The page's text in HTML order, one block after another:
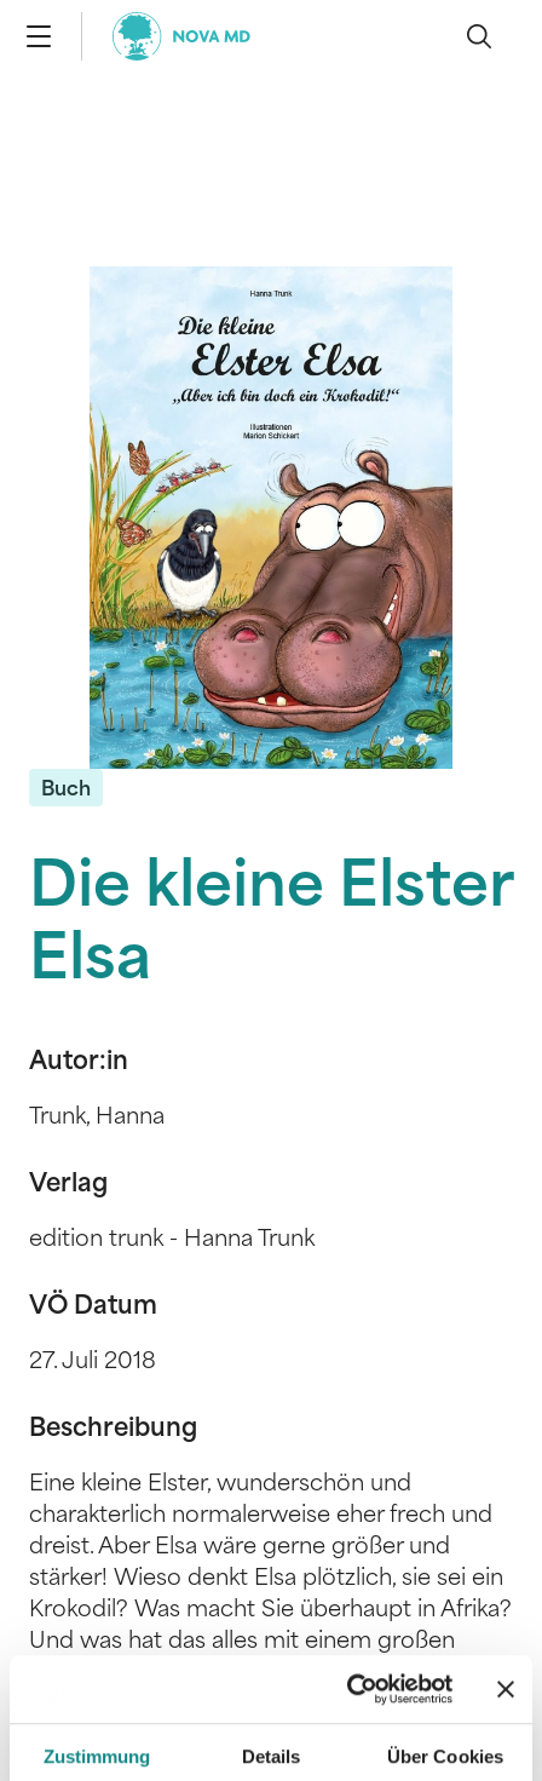
Zustimmung Details Über Cookies
Buch
Die kleine Elster
Elsa
Autor:in
Trunk, Hanna
Verlag
edition trunk - Hanna Trunk
VÖ Datum
27. Juli 2018
Beschreibung
Eine kleine Elster, wunderschön und
charakterlich normalerweise eher frech und
dreist. Aber Elsa wäre gerne größer und
stärker! Wieso denkt Elsa plötzlich, sie sei ein
Krokodil? Was macht Sie überhaupt in Afrika?
Und was hat das alles mit einem großen
dicken Nilpferd zu tun? Eine Geschichte über
Selbstvertrauen, eigene Stärke und
alle Kleinen und Großen, die noch ihr eigenes